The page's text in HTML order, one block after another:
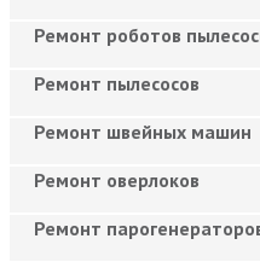
Ремонт роботов
Ремонт пылесосов
Ремонт швейных машин
Ремонт оверлоков
Ремонт